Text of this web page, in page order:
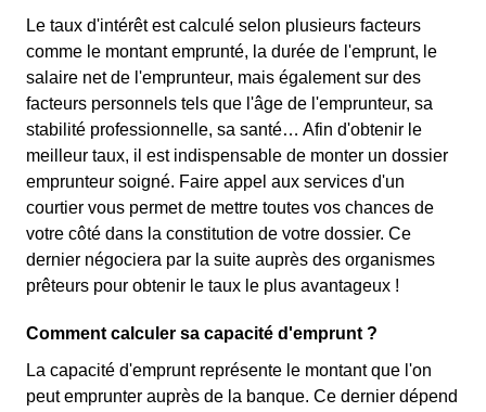
Le taux d'intérêt est calculé selon plusieurs facteurs
comme le montant emprunté, la durée de l'emprunt, le
salaire net de l'emprunteur, mais également sur des
facteurs personnels tels que l'âge de l'emprunteur, sa
stabilité professionnelle, sa santé… Afin d'obtenir le
meilleur taux, il est indispensable de monter un dossier
emprunteur soigné. Faire appel aux services d'un
courtier vous permet de mettre toutes vos chances de
votre côté dans la constitution de votre dossier. Ce
dernier négociera par la suite auprès des organismes
prêteurs pour obtenir le taux le plus avantageux !
Comment calculer sa capacité d'emprunt ?
La capacité d'emprunt représente le montant que l'on
peut emprunter auprès de la banque. Ce dernier dépend